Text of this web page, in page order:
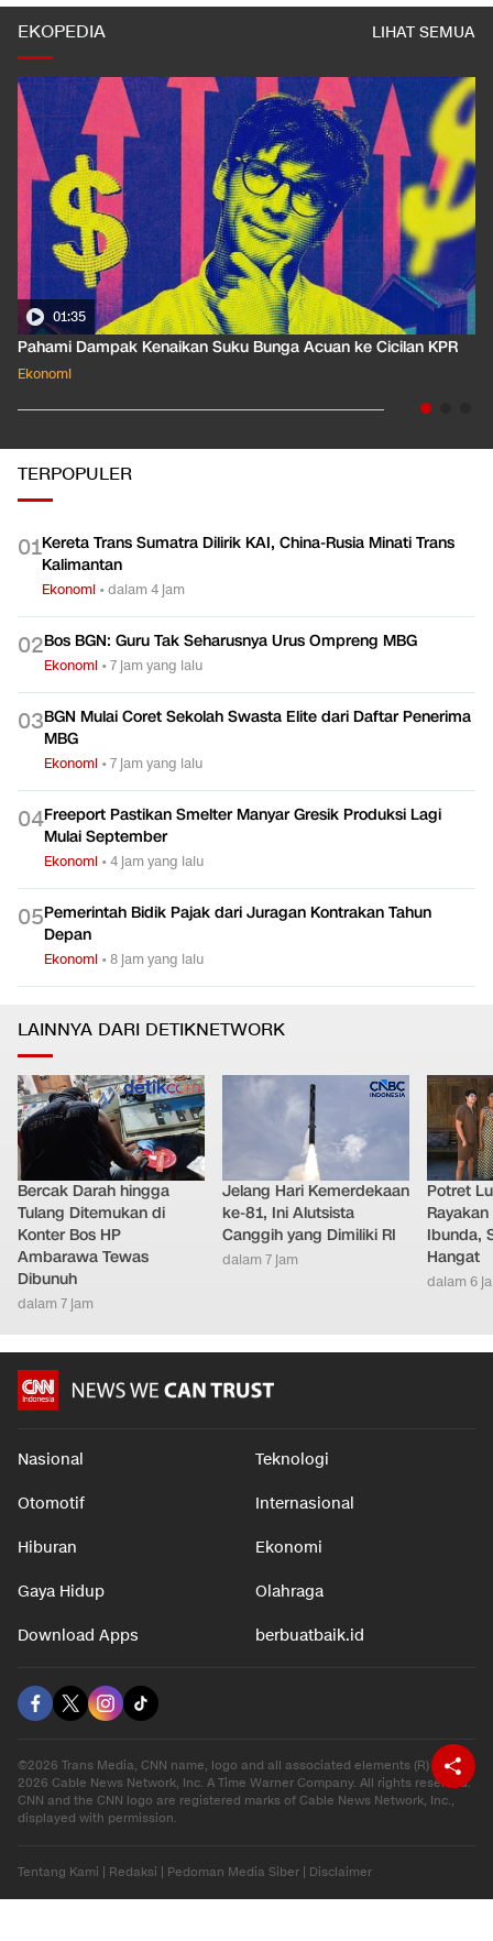
EKOPEDIA LIHAT SEMUA
01:35
Pahami Dampak Kenaikan Suku Bunga Acuan ke Cicilan KPR
Ekonomi
TERPOPULER
01Kereta Trans Sumatra Dilirik KAI, China-Rusia Minati Trans
Kalimantan
Ekonomi •dalam 4 jam
02Bos BGN: Guru Tak Seharusnya Urus Ompreng MBG
Ekonomi •7 jam yang lalu
03BGN Mulai Coret Sekolah Swasta Elite dari Daftar Penerima
MBG
Ekonomi •7 jam yang lalu
04Freeport Pastikan Smelter Manyar Gresik Produksi Lagi
Mulai September
Ekonomi •4 jam yang lalu
05Pemerintah Bidik Pajak dari Juragan Kontrakan Tahun
Depan
Ekonomi •8 jam yang lalu
LAINNYA DARI DETIKNETWORK
Bercak Darah hingga
Tulang Ditemukan di
Konter Bos HP
Ambarawa Tewas
Dibunuh
dalam 7 jam
Jelang Hari Kemerdekaan
ke-81, Ini Alutsista
Canggih yang Dimiliki RI
dalam 7 jam
Potret
Ibunda,
Hangat
dalam 6
Nasional Teknologi
Otomotif Internasional
Hiburan Ekonomi
Gaya Hidup Olahraga
Download Apps berbuatbaik.id
©2026 Trans Media, CNN name, logo and all associated elements (R) and ©
2026 Cable News Network, Inc. A Time Warner Company. All rights reserved.
CNN and the CNN logo are registered marks of Cable News Network, Inc.,
displayed with permission.
Tentang Kami Redaksi Pedoman Media Siber Disclaimer